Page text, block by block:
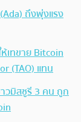
ถึงพุ่งแรง
เทขาย Bitcoin
(TAO) แทน
วมิสซูรี 3 คน ถูก